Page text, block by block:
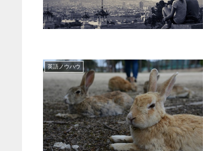
英語ノウハウ